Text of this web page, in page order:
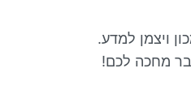
ויצמן למדע.
מחכה לכם!